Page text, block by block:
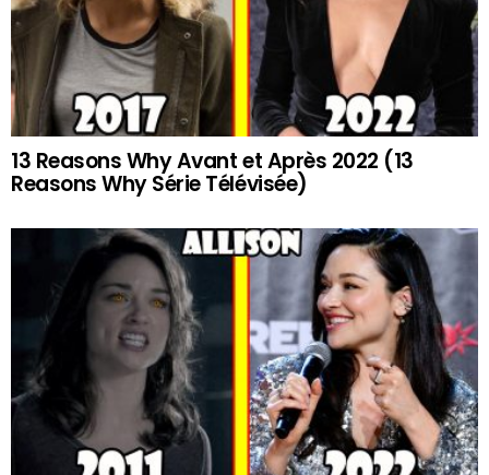
13 Reasons Why Avant et Après 2022 (13
Reasons Why Série Télévisée)